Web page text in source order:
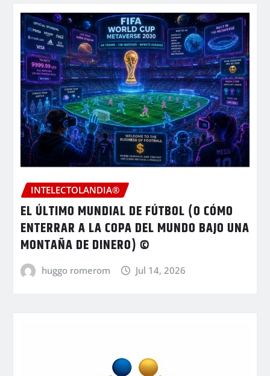
INTELECTOLANDIA®
EL ÚLTIMO MUNDIAL DE FÚTBOL (O CÓMO
ENTERRAR A LA COPA DEL MUNDO BAJO UNA
MONTAÑA DE DINERO) ©
huggo romerom Jul 14, 2026